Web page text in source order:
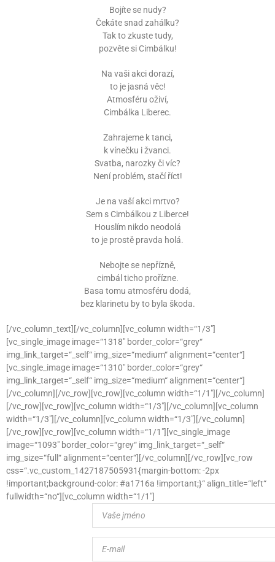
Bojíte se nudy?
Čekáte snad zahálku?
Tak to zkuste tudy,
pozvěte si Cimbálku!
Na vaši akci dorazí,
to je jasná věc!
Atmosféru oživí,
Cimbálka Liberec.
Zahrajeme k tanci,
k vínečku i žvanci.
Svatba, narozky či víc?
Není problém, stačí říct!
Je na vaší akci mrtvo?
Sem s Cimbálkou z Liberce!
Houslím nikdo neodolá
to je prostě pravda holá.
Nebojte se nepřízně,
cimbál ticho prořízne.
Basa tomu atmosféru dodá,
bez klarinetu by to byla škoda.
[/vc_column_text][/vc_column][vc_column width=“1/3″]
[vc_single_image image=“1318″ border_color=“grey“
img_link_target=“_self“ img_size=“medium“ alignment=“center“]
[vc_single_image image=“1310″ border_color=“grey“
img_link_target=“_self“ img_size=“medium“ alignment=“center“]
[/vc_column][/vc_row][vc_row][vc_column width=“1/1″][/vc_column]
[/vc_row][vc_row][vc_column width=“1/3″][/vc_column][vc_column
width=“1/3″][/vc_column][vc_column width=“1/3″][/vc_column]
[/vc_row][vc_row][vc_column width=“1/1″][vc_single_image
image=“1093″ border_color=“grey“ img_link_target=“_self“
img_size=“full“ alignment=“center“][/vc_column][/vc_row][vc_row
css=“.vc_custom_1427187505931{margin-bottom: -2px
!important;background-color: #a1716a !important;}“ align_title=“left“
fullwidth=“no“][vc_column width=“1/1″]